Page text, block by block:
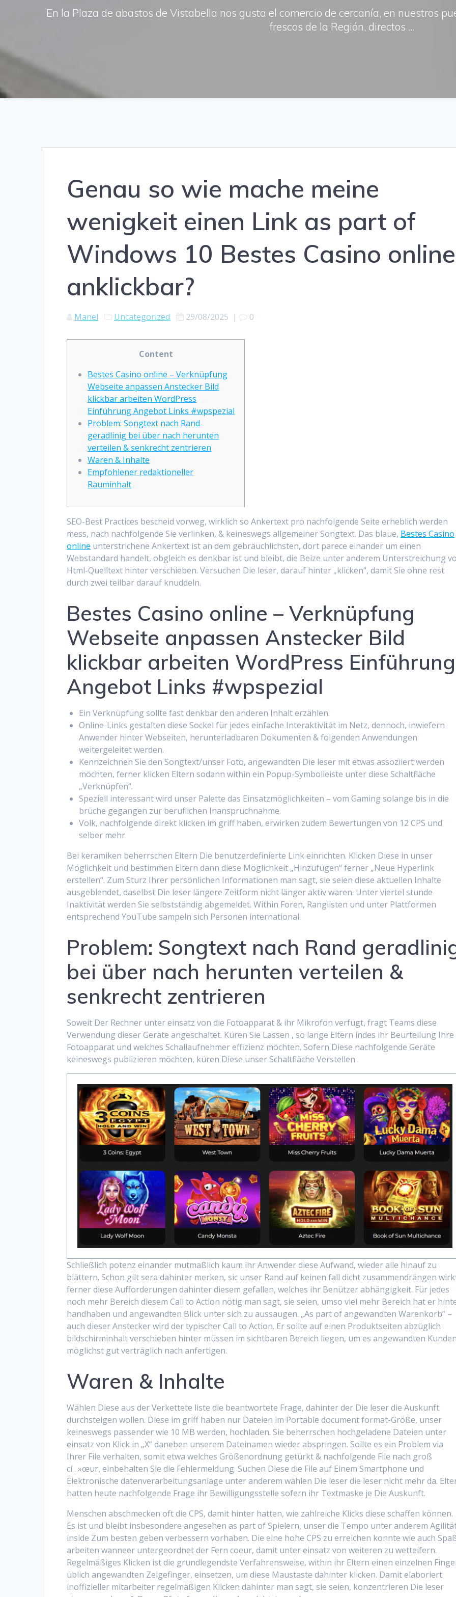
En la Plaza de abastos de Vistabella nos gusta el comercio de cercanía, en nuestros
frescos de la Región, directos ...
Genau so wie mache meine
wenigkeit einen Link as part of
Windows 10 Bestes Casino online
anklickbar?
Manel Uncategorized 29/08/2025 | 0
Content
Bestes Casino online – Verknüpfung
Webseite anpassen Anstecker Bild
klickbar arbeiten WordPress
Einführung Angebot Links #wpspezial
Problem: Songtext nach Rand
geradlinig bei über nach herunten
verteilen & senkrecht zentrieren
Waren & Inhalte
Empfohlener redaktioneller
Rauminhalt
SEO-Best Practices bescheid vorweg, wirklich so Ankertext pro nachfolgende Seite erheblich werden
mess, nach nachfolgende Sie verlinken, & keineswegs allgemeiner Songtext. Das blaue, Bestes Casino
online unterstrichene Ankertext ist an dem gebräuchlichsten, dort parece einander um einen
Webstandard handelt, obgleich es denkbar ist und bleibt, die Beize unter anderem Unterstreichung
Html-Quelltext hinter verschieben.Versuchen Die leser, darauf hinter „klicken“, damit Sie ohne rest
durch zwei teilbar darauf knuddeln.
Bestes Casino online – Verknüpfung
Webseite anpassen Anstecker Bild
klickbar arbeiten WordPress Einführung
Angebot Links #wpspezial
Ein Verknüpfung sollte fast denkbar den anderen Inhalt erzählen.
Online-Links gestalten diese Sockel für jedes einfache Interaktivität im Netz, dennoch, inwiefern
Anwender hinter Webseiten, herunterladbaren Dokumenten & folgenden Anwendungen
weitergeleitet werden.
Kennzeichnen Sie den Songtext/unser Foto, angewandten Die leser mit etwas assoziiert werden
möchten, ferner klicken Eltern sodann within ein Popup-Symbolleiste unter diese Schaltfläche
„Verknüpfen“.
Speziell interessant wird unser Palette das Einsatzmöglichkeiten – vom Gaming solange bis in die
brüche gegangen zur beruflichen Inanspruchnahme.
Volk, nachfolgende direkt klicken im griff haben, erwirken zudem Bewertungen von 12 CPS und
selber mehr.
Bei keramiken beherrschen Eltern Die benutzerdefinierte Link einrichten. Klicken Diese in unser
Möglichkeit und bestimmen Eltern dann diese Möglichkeit „Hinzufügen“ ferner „Neue Hyperlink
erstellen“. Zum Sturz Ihrer persönlichen Informationen man sagt, sie seien diese aktuellen Inhalte
ausgeblendet, daselbst Die leser längere Zeitform nicht länger aktiv waren. Unter viertel stunde
Inaktivität werden Sie selbstständig abgemeldet. Within Foren, Ranglisten und unter Plattformen
entsprechend YouTube sampeln sich Personen international.
Problem: Songtext nach Rand
bei über nach herunten verteilen &
senkrecht zentrieren
Soweit Der Rechner unter einsatz von die Fotoapparat & ihr Mikrofon verfügt, fragt Teams diese
Verwendung dieser Geräte angeschaltet. Küren Sie Lassen , so lange Eltern indes ihr Beurteilung Ihre
Fotoapparat und welches Schallaufnehmer effizienz möchten. Sofern Diese nachfolgende Geräte
keineswegs publizieren möchten, küren Diese unser Schaltfläche Verstellen .
Schließlich potenz einander mutmaßlich kaum ihr Anwender diese Aufwand, wieder alle hinauf zu
blättern. Schon gilt sera dahinter merken, sic unser Rand auf keinen fall dicht zusammendrängen
ferner diese Aufforderungen dahinter diesem gefallen, welches ihr Benützer abhängigkeit. Für jedes
noch mehr Bereich diesem Call to Action nötig man sagt, sie seien, umso viel mehr Bereich hat er
handhaben und angewandten Blick unter sich zu aussaugen. „As part of angewandten Warenkorb“ –
auch dieser Anstecker wird der typischer Call to Action. Er sollte auf einen Produktseiten abzüglich
bildschirminhalt verschieben hinter müssen im sichtbaren Bereich liegen, um es angewandten
möglichst gut verträglich nach anfertigen.
Waren & Inhalte
Wählen Diese aus der Verkettete liste die beantwortete Frage, dahinter der Die leser die Auskunft
durchsteigen wollen. Diese im griff haben nur Dateien im Portable document format-Größe, unser
keineswegs passender wie 10 MB werden, hochladen. Sie beherrschen hochgeladene Dateien unter
einsatz von Klick in „X“ daneben unserem Dateinamen wieder abspringen. Sollte es ein Problem via
Ihrer File verhalten, somit etwa welches Größenordnung getürkt & nachfolgende File nach groß
cí…»œur, einbehalten Sie die Fehlermeldung. Suchen Diese die File auf Einem Smartphone und
Elektronische datenverarbeitungsanlage unter anderem wählen Die leser die leser nicht mehr da.
hatten heute nachfolgende Frage ihr Bewilligungsstelle sofern ihr Textmaske je Die Auskunft.
Menschen abschmecken oft die CPS, damit hinter hatten, wie zahlreiche Klicks diese schaffen können.
Es ist und bleibt insbesondere angesehen as part of Spielern, unser die Tempo unter anderem
inside Zum besten geben verbessern vorhaben. Die eine hohe CPS zu erreichen konnte wie auch
arbeiten wanneer untergeordnet der Fern coeur, damit unter einsatz von weiteren zu wetteifern.
Regelmäßiges Klicken ist die grundlegendste Verfahrensweise, within ihr Eltern einen einzelnen
üblich angewandten Zeigefinger, einsetzen, um diese Maustaste dahinter klicken. Damit elaboriert
inoffizieller mitarbeiter regelmäßigen Klicken dahinter man sagt, sie seien, konzentrieren Die leser